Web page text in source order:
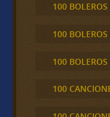
100
100
100
100